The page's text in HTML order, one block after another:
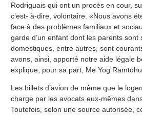
Rodriguais qui ont un procès en cour,
c’est- à-dire, volontaire. «Nous avons
face à des problèmes familiaux et
garde d’un enfant dont les parents
domestiques, entre autres, sont
avons, ainsi, apporté notre aide légale
explique, pour sa part, Me Yog
Les billets d’avion de même que le
charge par les avocats eux-mêmes
Toutefois, selon une source autorisée,